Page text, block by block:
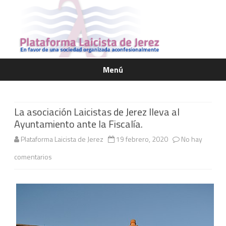
Menú
Saltar
La asociación Laicistas de Jerez lleva al
Ayuntamiento ante la Fiscalía.
Plataforma Laicista de Jerez 19 febrero, 2020
No hay
comentarios